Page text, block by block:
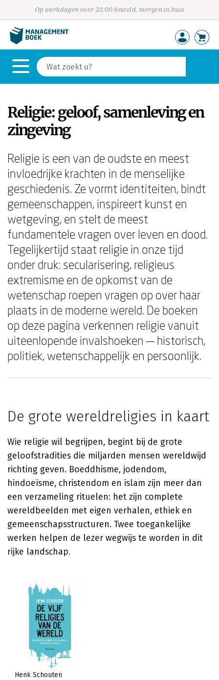
Op werkdagen voor 23:00 besteld, morgen in huis
Religie: geloof, samenleving en
zingeving
Religie is een van de oudste en meest
invloedrijke krachten in de menselijke
geschiedenis. Ze vormt identiteiten, bindt
gemeenschappen, inspireert kunst en
wetgeving, en stelt de meest
fundamentele vragen over leven en dood.
Tegelijkertijd staat religie in onze tijd
onder druk: secularisering, religieus
extremisme en de opkomst van de
wetenschap roepen vragen op over haar
plaats in de moderne wereld. De boeken
op deze pagina verkennen religie vanuit
uiteenlopende invalshoeken — historisch,
politiek, wetenschappelijk en persoonlijk.
De grote wereldreligies in kaart
Wie religie wil begrijpen, begint bij de grote
geloofstradities die miljarden mensen wereldwijd
richting geven. Boeddhisme, jodendom,
hindoeïsme, christendom en islam zijn meer dan
een verzameling rituelen: het zijn complete
wereldbeelden met eigen verhalen, ethiek en
gemeenschapsstructuren. Twee toegankelijke
werken helpen de lezer wegwijs te worden in dit
rijke landschap.
Henk Schouten